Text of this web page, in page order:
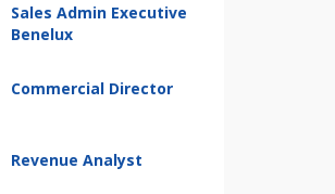
Sales Admin Executive
Benelux
Commercial Director
Revenue Analyst